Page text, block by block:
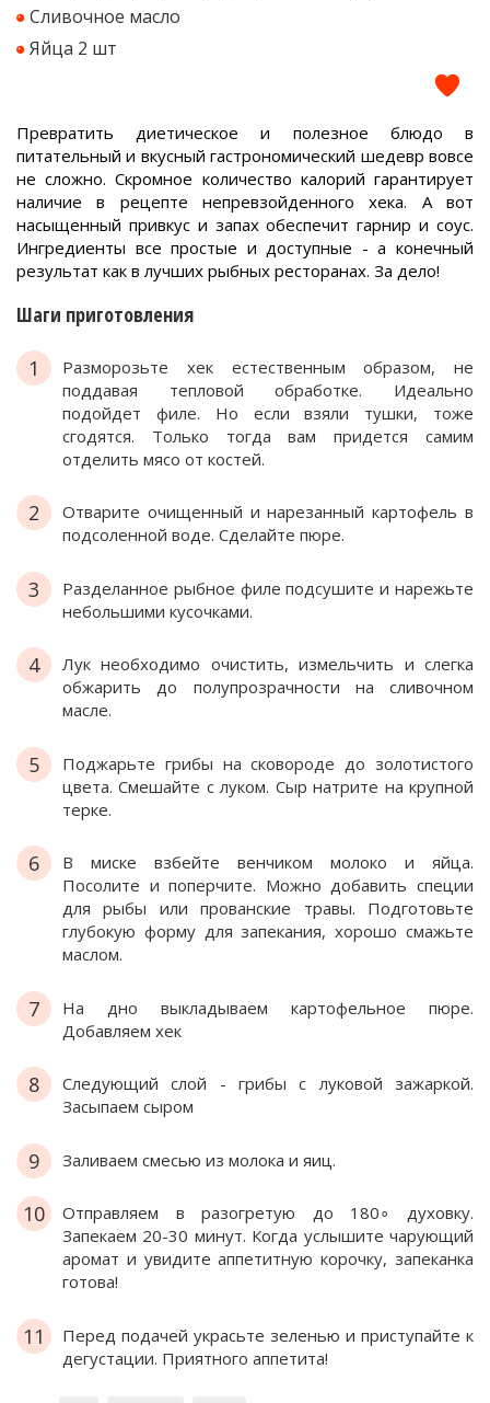
Сливочное масло
Яйца 2 шт
Превратить диетическое и полезное блюдо в
питательный и вкусный гастрономический шедевр вовсе
не сложно. Скромное количество калорий гарантирует
наличие в рецепте непревзойденного хека. А вот
насыщенный привкус и запах обеспечит гарнир и соус.
Ингредиенты все простые и доступные - а конечный
результат как в лучших рыбных ресторанах. За дело!
Шаги приготовления
1
Разморозьте хек естественным образом, не
поддавая тепловой обработке. Идеально
подойдет филе. Но если взяли тушки, тоже
сгодятся. Только тогда вам придется самим
отделить мясо от костей.
2
Отварите очищенный и нарезанный картофель в
подсоленной воде. Сделайте пюре.
3
Разделанное рыбное филе подсушите и нарежьте
небольшими кусочками.
4
Лук необходимо очистить, измельчить и слегка
обжарить до полупрозрачности на сливочном
масле.
5
Поджарьте грибы на сковороде до золотистого
цвета. Смешайте с луком. Сыр натрите на крупной
терке.
6
В миске взбейте венчиком молоко и яйца.
Посолите и поперчите. Можно добавить специи
для рыбы или прованские травы. Подготовьте
глубокую форму для запекания, хорошо смажьте
маслом.
7
На дно выкладываем картофельное пюре.
Добавляем хек
8
Следующий слой - грибы с луковой зажаркой.
Засыпаем сыром
9 Заливаем смесью из молока и яиц.
10
Отправляем в разогретую до 180∘ духовку.
Запекаем 20-30 минут. Когда услышите чарующий
аромат и увидите аппетитную корочку, запеканка
готова!
11
Перед подачей украсьте зеленью и приступайте к
дегустации. Приятного аппетита!